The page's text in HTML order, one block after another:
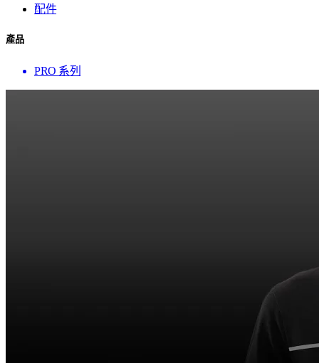
配件
產品
PRO 系列